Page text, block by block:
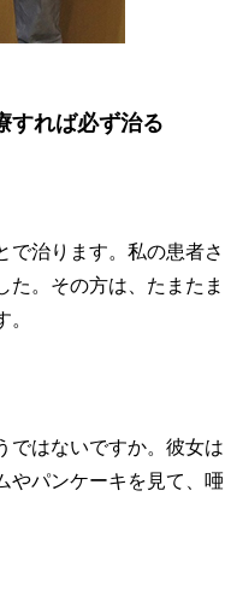
すれば必ず治る
で治ります。私の患者さ
た。その方は、たまたま
ではないですか。彼女は
やパンケーキを見て、唖